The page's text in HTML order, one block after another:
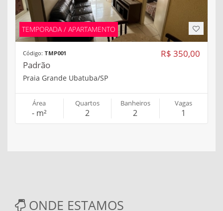
TEMPORADA / APARTAMENTO
R$ 350,00
Código: TMP001
Padrão
Praia Grande Ubatuba/SP
Área
- m²
Quartos
2
Banheiros
2
Vagas
1
ONDE ESTAMOS